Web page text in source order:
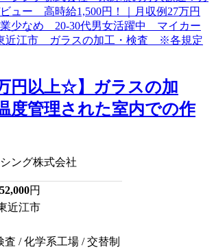
円以上☆】ガラスの加
度管理された室内での作
ング株式会社
円
近江市
査 / 化学系工場 / 交替制